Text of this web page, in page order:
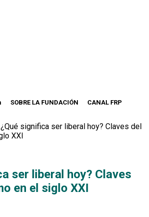
SOBRE LA FUNDACIÓN CANAL FRP
¿Qué significa ser liberal hoy? Claves del
XXI
ser liberal hoy? Claves
en el siglo XXI